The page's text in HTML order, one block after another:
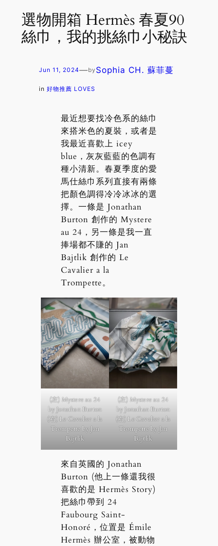
選物開箱 Hermès 春夏90
絲巾，我的挑絲巾小秘訣
Jun 11, 2024—by Sophia CH. 蘇菲蔓
in 好物推薦 LOVES
最近想要找冷色系的絲巾
來搭米色的夏裝，或者是
我最近喜歡上 icey
blue，灰灰藍藍的色調有
種小清新。春夏季度的愛
馬仕絲巾系列直接有兩條
把顏色調得冷冷冰冰的選
擇。一條是 Jonathan
Burton 創作的 Mystere
au 24，另一條是我一直
捧場都不賺的 Jan
Bajtlik 創作的 Le
Cavalier a la
Trompette。
(左) Mystere au 24
by Jonathan Burton
(右) Le Cavalier a la
Trompette by Jan
Bajtlik
(左) Mystere au 24
by Jonathan Burton
(右) Le Cavalier a la
Trompette by Jan
Bajtlik
來自英國的 Jonathan
Burton (他上一條還我很
喜歡的是 Hermès Story)
把絲巾帶到 24
Faubourg Saint-
Honoré，位置是 Émile
Hermès 辦公室，被動物